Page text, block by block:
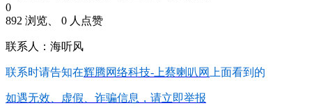
0
892 浏览、 0 人点赞
联系人：海听风
联系时请告知在辉腾网络科技-上蔡喇叭网 上面看到的
如遇无效、虚假、诈骗信息，请立即举报